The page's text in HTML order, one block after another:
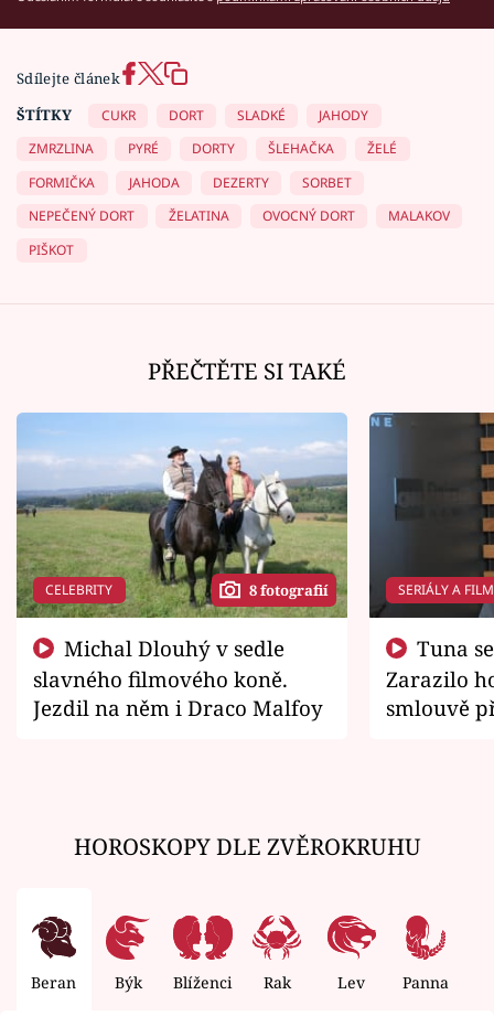
Sdílejte článek
ŠTÍTKY
CUKR DORT SLADKÉ
JAHODY
ZMRZLINA
PYRÉ DORTY ŠLEHAČKA
ŽELÉ
FORMIČKA
JAHODA DEZERTY
SORBET
NEPEČENÝ DORT
ŽELATINA OVOCNÝ DORT
MALAKOV
PIŠKOT
PŘEČTĚTE SI TAKÉ
CELEBRITY 8 fotografií
slavného filmového koně.
Jezdil na něm i Draco Malfoy
SERIÁLY A
Zarazilo
smlouvě
HOROSKOPY DLE ZVĚROKRUHU
Beran Býk Blíženci Rak Lev Panna